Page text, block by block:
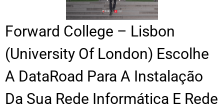
Forward College – Lisbon
(University Of London) Escolhe
A DataRoad Para A Instalação
Da Sua Rede Informática E Rede